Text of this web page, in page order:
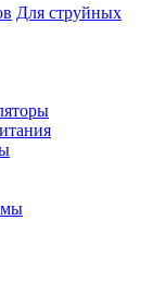
Для струйных